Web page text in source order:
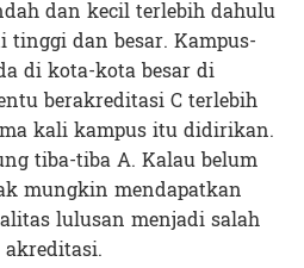
dan kecil terlebih dahulu
dan besar. Kampus-
di kota-kota besar di
berakreditasi C terlebih
kali kampus itu didirikan.
tiba-tiba A. Kalau belum
mungkin mendapatkan
lulusan menjadi salah